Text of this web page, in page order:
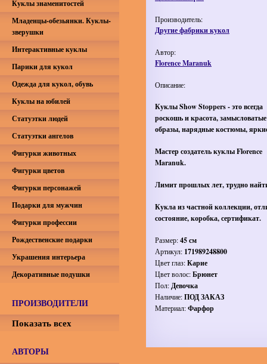
Производитель:
Другие фабрики кукол
Автор:
Florence Maranuk
Описание:
Куклы Show Stoppers - это всегда
роскошь и красота, замысловатые
образы, нарядные костюмы,
Мастер создатель куклы Florence
Maranuk.
Лимит прошлых лет, трудно
Кукла из частной коллекции,
состояние, коробка, сертификат.
Размер:45 см
Артикул: 171989248800
Цвет глаз:Карие
Цвет волос:Брюнет
Пол:Девочка
Наличие:ПОД ЗАКАЗ
Материал:Фарфор
Куклы знаменитостей
Младенцы-обезьянки. Куклы-
зверушки
Интерактивные куклы
Парики для кукол
Одежда для кукол, обувь
Куклы на юбилей
Статуэтки людей
Статуэтки ангелов
Фигурки животных
Фигурки цветов
Фигурки персонажей
Подарки для мужчин
Фигурки профессии
Рождественские подарки
Украшения интерьера
Декоративные подушки
ПРОИЗВОДИТЕЛИ
Показать всех
АВТОРЫ